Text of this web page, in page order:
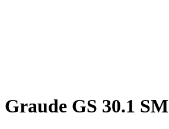
Graude GS 30.1 SM